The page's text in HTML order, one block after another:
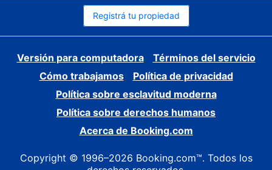
Registrá tu propiedad
Versión para computadora
Términos del servicio
Cómo trabajamos
Política de privacidad
Política sobre esclavitud moderna
Política sobre derechos humanos
Acerca de Booking.com
Copyright © 1996–2026 Booking.com™. Todos los